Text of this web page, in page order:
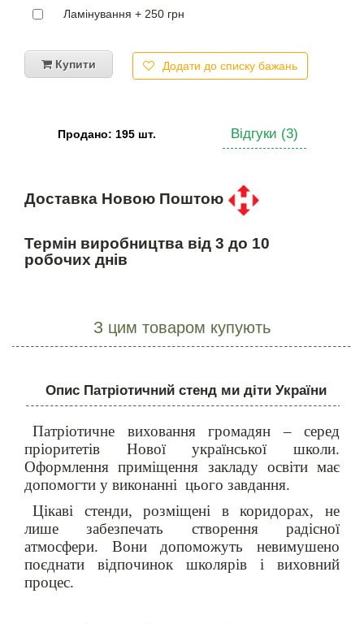
Ламінування + 250 грн
Купити Додати до списку бажань
Продано: 195 шт. Відгуки (3)
Доставка Новою Поштою
Термін виробництва від 3 до 10
робочих днів
З цим товаром купують
Опис Патріотичний стенд ми діти України
Патріотичне виховання громадян – серед
пріоритетів Нової української школи.
Оформлення приміщення закладу освіти має
допомогти у виконанні цього завдання.
Цікаві стенди, розміщені в коридорах, не
лише забезпечать створення радісної
атмосфери. Вони допоможуть невимушено
поєднати відпочинок школярів і виховний
процес.